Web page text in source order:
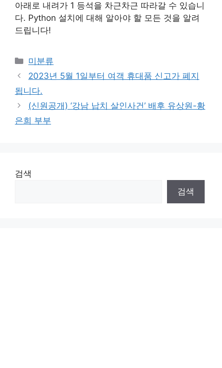
아래로 내려가 1 등석을 차근차근 따라갈 수 있습니
다. Python 설치에 대해 알아야 할 모든 것을 알려
드립니다!
Categories
미분류
2023년 5월 1일부터 여객 휴대품 신고가 폐지
됩니다.
(신원공개) ‘강남 납치 살인사건’ 배후 유상원-황
은희 부부
검색
검색